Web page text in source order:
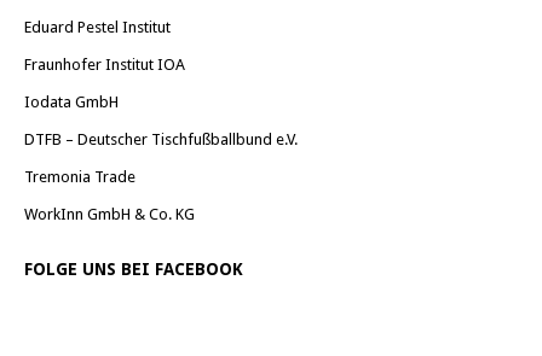
Eduard Pestel Institut
Fraunhofer Institut IOA
Iodata GmbH
DTFB – Deutscher Tischfußballbund e.V.
Tremonia Trade
WorkInn GmbH & Co. KG
FOLGE UNS BEI FACEBOOK